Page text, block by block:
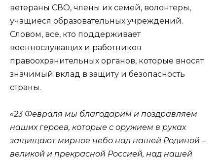
ветераны СВО, члены их семей, волонтеры,
учащиеся образовательных учреждений.
Словом, все, кто поддерживает
военнослужащих и работников
правоохранительных органов, которые вносят
значимый вклад в защиту и безопасность
страны.
«23 Февраля мы благодарим и поздравляем
наших героев, которые с оружием в руках
защищают мирное небо над нашей Родиной –
великой и прекрасной Россией, над нашей